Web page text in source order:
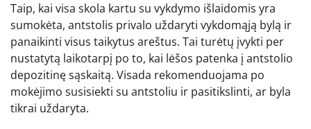
Taip, kai visa skola kartu su vykdymo išlaidomis yra
sumokėta, antstolis privalo uždaryti vykdomąją bylą ir
panaikinti visus taikytus areštus. Tai turėtų įvykti per
nustatytą laikotarpį po to, kai lėšos patenka į antstolio
depozitinę sąskaitą. Visada rekomenduojama po
mokėjimo susisiekti su antstoliu ir pasitikslinti, ar byla
tikrai uždaryta.